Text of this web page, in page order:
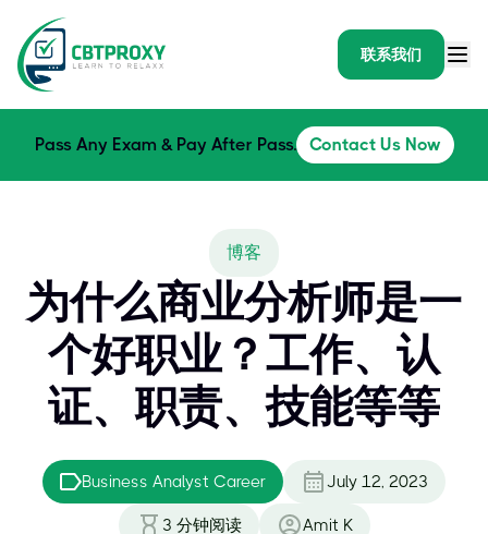
联系我们
Pass Any Exam & Pay After Pass. Contact Us Now
博客
为什么商业分析师是一
个好职业？工作、认
证、职责、技能等等
Business Analyst Career July 12, 2023
3 分钟阅读 Amit K